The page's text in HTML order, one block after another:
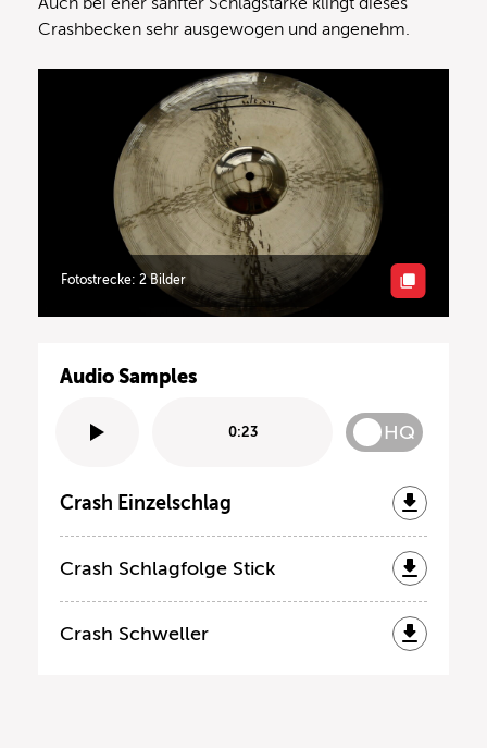
Crashbecken sehr ausgewogen und angenehm.
Fotostrecke: 2 Bilder
Audio Samples
0:23 HQ
Crash Einzelschlag
Crash Schlagfolge Stick
Crash Schweller